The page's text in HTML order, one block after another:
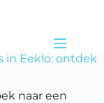
in Eeklo: ontdek
naar een